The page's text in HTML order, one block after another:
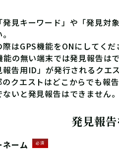
発見キーワード」や「発見対
はGPS機能をONにしてくだ
の無い端末では発見報告はで
告用ID」が発行されるクエ
のクエストはどこからでも報告
いと発見報告はできません。
発見報
ネーム 必須